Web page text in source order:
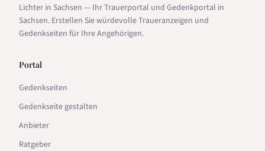
Lichter in Sachsen — Ihr Trauerportal und Gedenkportal in
Sachsen. Erstellen Sie würdevolle Traueranzeigen und
Gedenkseiten für Ihre Angehörigen.
Portal
Gedenkseiten
Gedenkseite gestalten
Anbieter
Ratgeber